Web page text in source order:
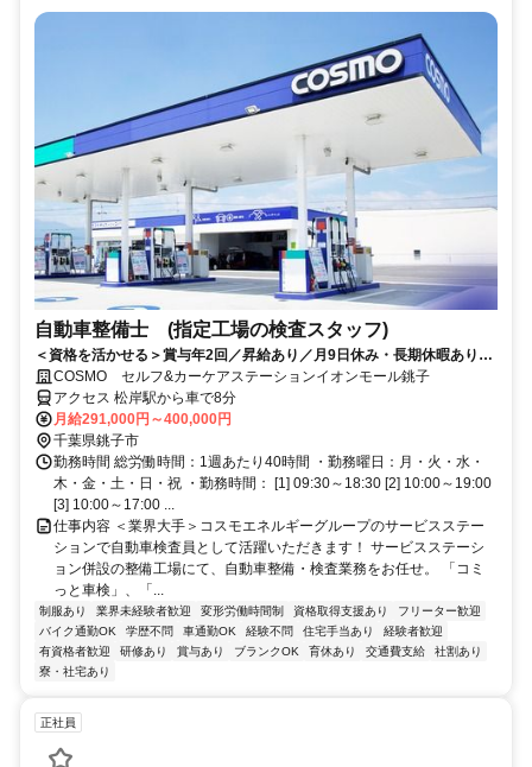
自動車整備士 (指定工場の検査スタッフ)
＜資格を活かせる＞賞与年2回／昇給あり／月9日休み・長期休暇あり／
残業20時間以内／福利厚生や制度も充実◎／資格取得支援制度あり
COSMO セルフ&カーケアステーションイオンモール銚子
アクセス 松岸駅から車で8分
月給291,000円～400,000円
千葉県銚子市
勤務時間 総労働時間：1週あたり40時間 ・勤務曜日：月・火・水・
木・金・土・日・祝 ・勤務時間： [1] 09:30～18:30 [2] 10:00～19:00
[3] 10:00～17:00 ...
仕事内容 ＜業界大手＞コスモエネルギーグループのサービスステー
ションで自動車検査員として活躍いただきます！ サービスステーシ
ョン併設の整備工場にて、自動車整備・検査業務をお任せ。 「コミ
っと車検」、「...
制服あり 業界未経験者歓迎 変形労働時間制 資格取得支援あり
フリーター歓迎
バイク通勤OK
学歴不問 車通勤OK 経験不問 住宅手当あり
経験者歓迎
有資格者歓迎
研修あり 賞与あり ブランクOK 育休あり 交通費支給
社割あり
寮・社宅あり
正社員